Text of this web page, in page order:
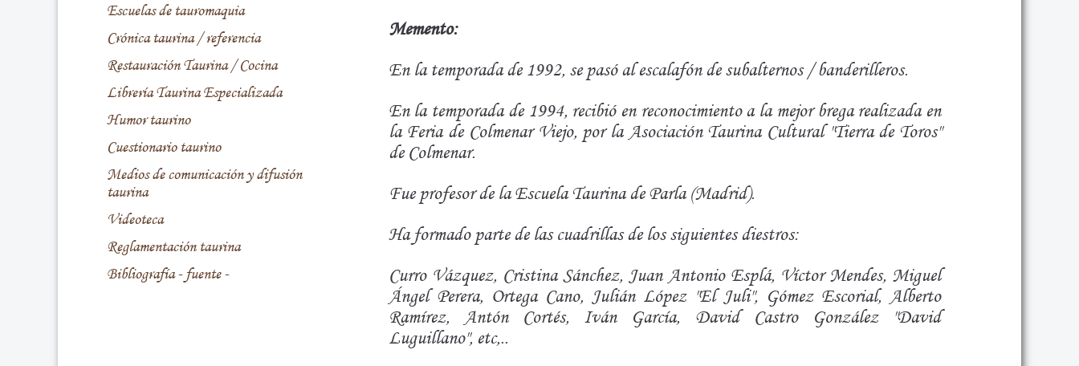
Escuelas de tauromaquia
Crónica taurina / referencia
Restauración Taurina / Cocina
Librería Taurina Especializada
Humor taurino
Cuestionario taurino
Medios de comunicación y difusión
taurina
Videoteca
Reglamentación taurina
Bibliografía - fuente -
Memento:
En la temporada de 1992, se pasó al escalafón de subalternos / banderilleros.
En la temporada de 1994, recibió en reconocimiento a la mejor brega realizada en
la Feria de Colmenar Viejo, por la Asociación Taurina Cultural "Tierra de Toros"
de Colmenar.
Fue profesor de la Escuela Taurina de Parla (Madrid).
Ha formado parte de las cuadrillas de los siguientes diestros:
Curro Vázquez, Cristina Sánchez, Juan Antonio Esplá, Víctor Mendes, Miguel
Ángel Perera, Ortega Cano, Julián López "El Juli", Gómez Escorial, Alberto
Ramírez, Antón Cortés, Iván García, David Castro González "David
Luguillano", etc,..